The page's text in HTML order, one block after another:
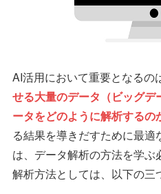
AI活用において重要となるの
せる大量のデータ（ビッグ
ータをどのように解析するの
る結果を導きだすために最
は、データ解析の方法を学
解析方法としては、以下の三